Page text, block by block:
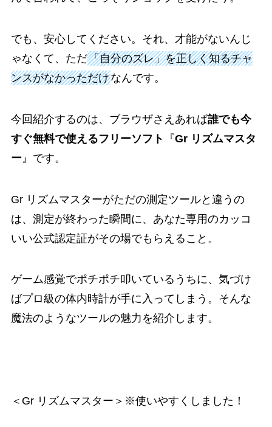
でも、安心してください。それ、才能がないんじ
ゃなくて、ただ「自分のズレ」を正しく知るチャ
ンスがなかっただけなんです。
今回紹介するのは、ブラウザさえあれば誰でも今
すぐ無料で使えるフリーソフト
『Gr リズムマスタ
ー』です。
Gr リズムマスターがただの測定ツールと違うの
は、測定が終わった瞬間に、あなた専用のカッコ
いい公式認定証がその場でもらえること。
ゲーム感覚でポチポチ叩いているうちに、気づけ
ばプロ級の体内時計が手に入ってしまう。そんな
魔法のようなツールの魅力を紹介します。
＜Gr リズムマスター＞※使いやすくしました！